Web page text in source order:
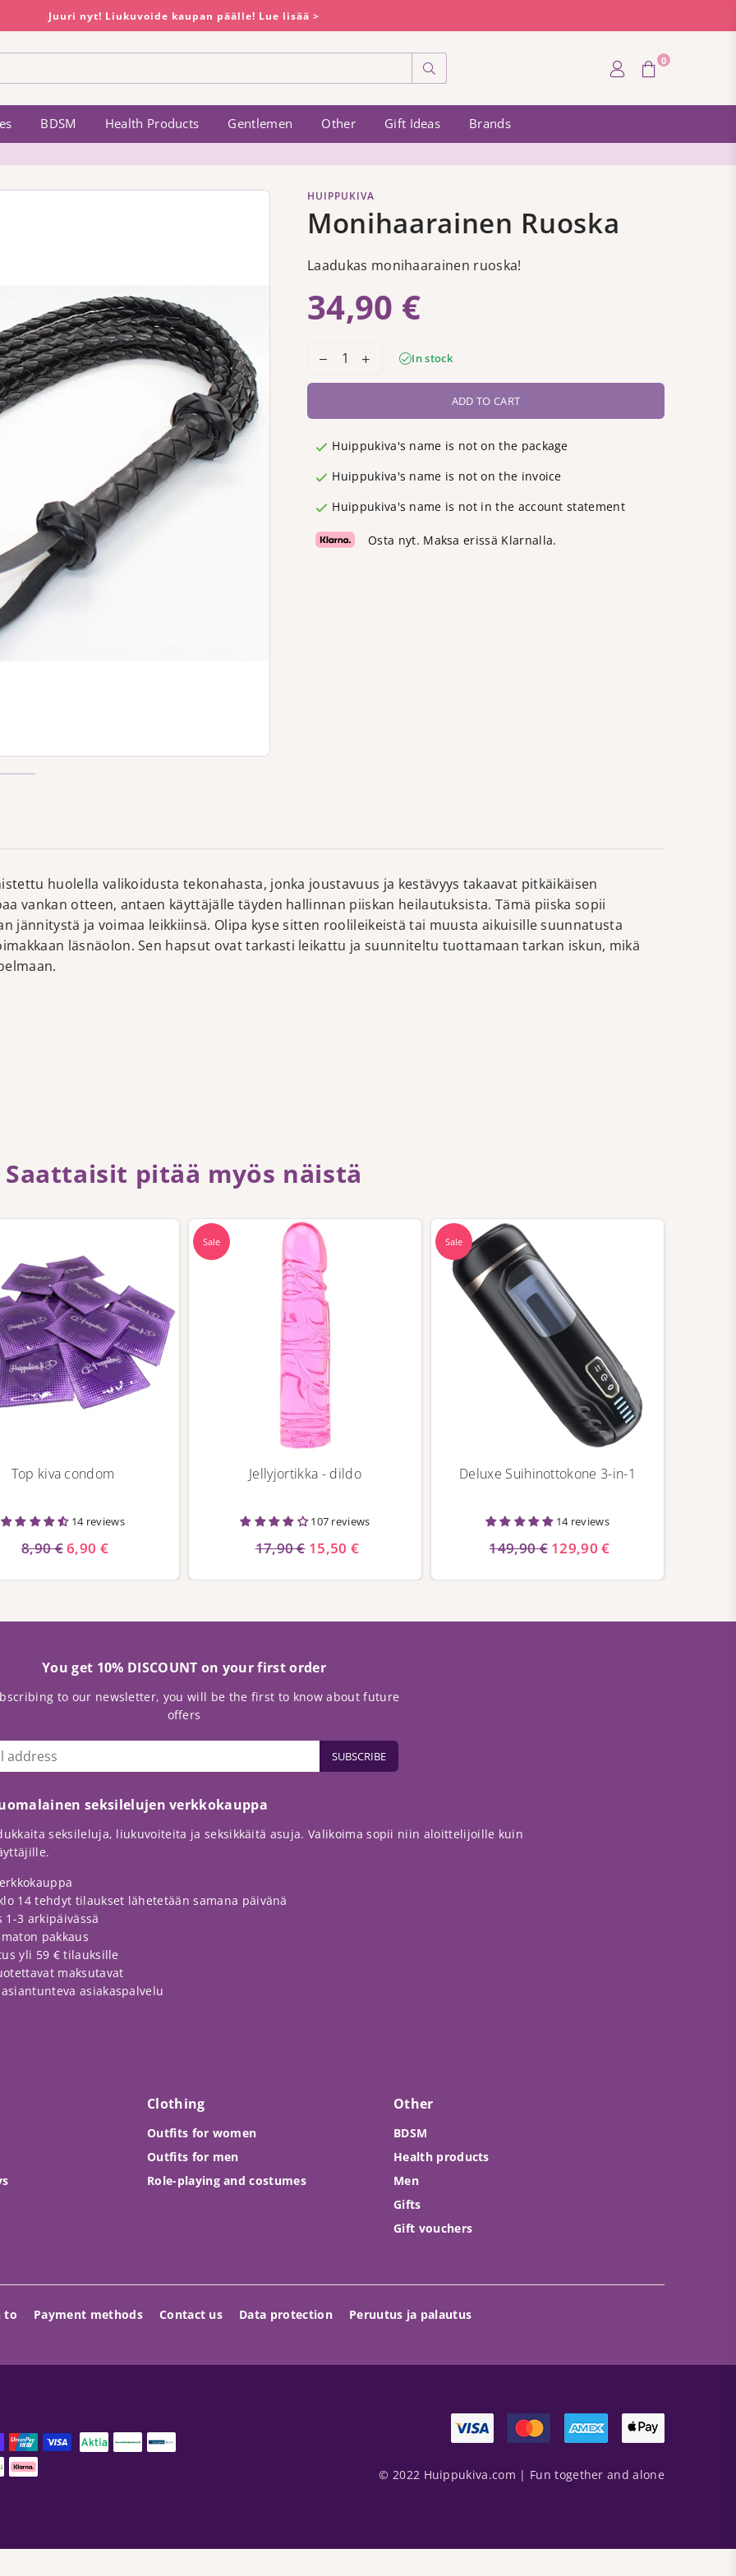
Juuri nyt! Liukuvoide kaupan päälle! Lue lisää >
0
BDSM Health Products Gentlemen Other Gift Ideas Brands
HUIPPUKIVA
Monihaarainen Ruoska
Laadukas monihaarainen ruoska!
Regular
34,90 €
In stock
ADD TO CART
Huippukiva's name is not on the package
Huippukiva's name is not on the invoice
Huippukiva's name is not in the account statement
Osta nyt. Maksa erissä Klarnalla.
huolella valikoidusta tekonahasta, jonka joustavuus ja kestävyys takaavat pitkäikäisen
vankan otteen, antaen käyttäjälle täyden hallinnan piiskan heilautuksista. Tämä piiska sopii
jännitystä ja voimaa leikkiinsä. Olipa kyse sitten roolileikeistä tai muusta aikuisille suunnatusta
läsnäolon. Sen hapsut ovat tarkasti leikattu ja suunniteltu tuottamaan tarkan iskun, mikä
Saattaisit pitää myös näistä
Top kiva condom
14 reviews
8,90 €6,90 €
Sale
Jellyjortikka - dildo
107 reviews
17,90 € 15,50 €
Sale
Deluxe Suihinottokone 3-in-1
14 reviews
149,90 € 129,90 €
You get 10% DISCOUNT on your first order
to our newsletter, you will be the first to know about future
offers
SUBSCRIBE
seksilelujen verkkokauppa
seksileluja, liukuvoiteita ja seksikkäitä asuja. Valikoima sopii niin aloittelijoille kuin
14 tehdyt tilaukset lähetetään samana päivänä
3 arkipäivässä
pakkaus
yli 59 € tilauksille
maksutavat
asiakaspalvelu
Clothing
Outfits for women
Outfits for men
Role-playing and costumes
Other
BDSM
Health products
Men
Gifts
Gift vouchers
to Payment methods Contact us Data protection Peruutus ja palautus
© 2022 Huippukiva.com | Fun together and alone